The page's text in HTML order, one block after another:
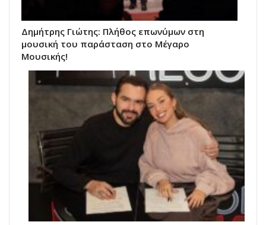
Δημήτρης Γιώτης: Πλήθος επωνύμων στη
μουσική του παράσταση στο Μέγαρο
Μουσικής!